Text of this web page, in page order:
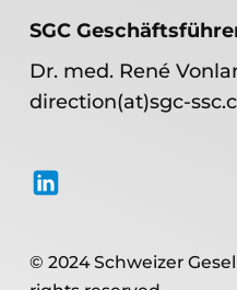
SGC
Dr. med. René
direction(at)sgc-
© 2024 Schweizer